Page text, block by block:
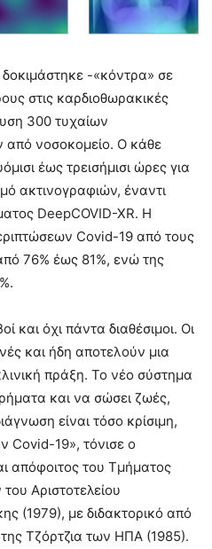
-«κόντρα» σε
στις καρδιοθωρακικές
300 τυχαίων
νοσοκομείο. Ο κάθε
έως τρεισήμισι ώρες για
ακτινογραφιών, έναντι
DeepCOVID-XR. Η
Covid-19 από τους
76% έως 81%, ενώ της
και όχι πάντα διαθέσιμοι. Οι
και ήδη αποτελούν μια
πράξη. Το νέο σύστημα
και να σώσει ζωές,
είναι τόσο κρίσιμη,
Covid-19», τόνισε ο
απόφοιτος του Τμήματος
Αριστοτελείου
(1979), με διδακτορικό από
της Τζόρτζια των ΗΠΑ (1985).